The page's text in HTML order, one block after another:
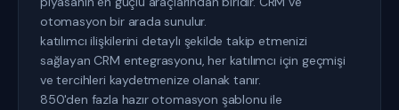
otomasyon bir arada sunulur.
katılımcı ilişkilerini detaylı şekilde takip etmenizi
sağlayan CRM entegrasyonu, her katılımcı için geçmişi
ve tercihleri kaydetmenize olanak tanır.
850'den fazla hazır otomasyon şablonu ile